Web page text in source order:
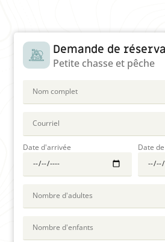
Demande de
Petite chasse et pêche
Date d'arrivée Date